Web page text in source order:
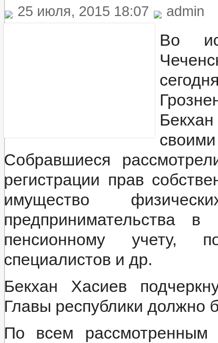
25 июля, 2015 18:07 admin
Во
Собравшиеся
регистрации прав
имущество
предпринимательства
пенсионному учету,
специалистов и др.
Бекхан Хасиев
Главы республики должно
По всем рассмотренным